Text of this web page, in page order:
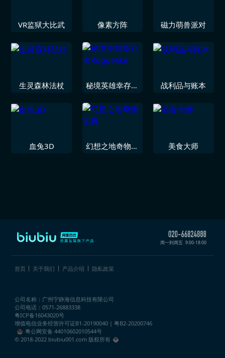
VR监狱大比武 像素方阵 磁力萌兽派对
生灵森林法杖
秘境英雄幸存者
战利品与账本
血兔3D
幻想之地奇物宝
美食大师
周一到周五 9:00-18:00
首页 关于我们 产品介绍 隐私政策
公司名称：广州宁静海信息科技有限公司
公司电话：0571-26883338
粤ICP备16043020号
增值电信业务经营许可证B1-20190040 | 粤B2-20200746
粤公网安备 44010602010544号
© 2018-2022 biubiu001.com 版权所有